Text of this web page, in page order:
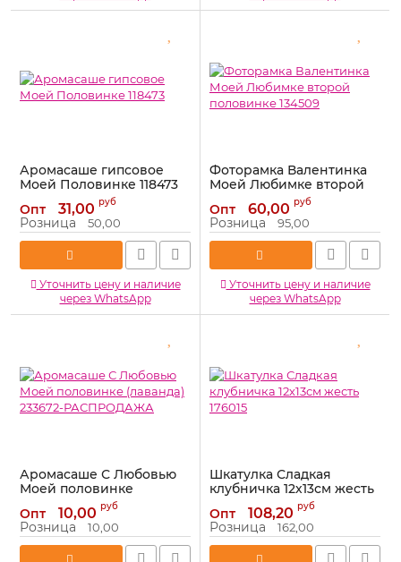
Аромасаше гипсовое
Моей Половинке 118473
Артикул: 118473
Опт 31,00 руб
Розница 50,00
Уточнить цену и наличие
через WhatsApp
Фоторамка Валентинка
Моей Любимке второй
половинке 134509
Артикул: 134509
Опт 60,00 руб
Розница 95,00
Уточнить цену и наличие
через WhatsApp
Аромасаше С Любовью
Моей половинке
(лаванда) 233672-
РАСПРОДАЖА
Артикул: 233672-РАСПРОДАЖА
Опт 10,00 руб
Розница 10,00
Шкатулка Сладкая
клубничка 12х13см жесть
Артикул: 176015
Опт 108,20 руб
Розница 162,00